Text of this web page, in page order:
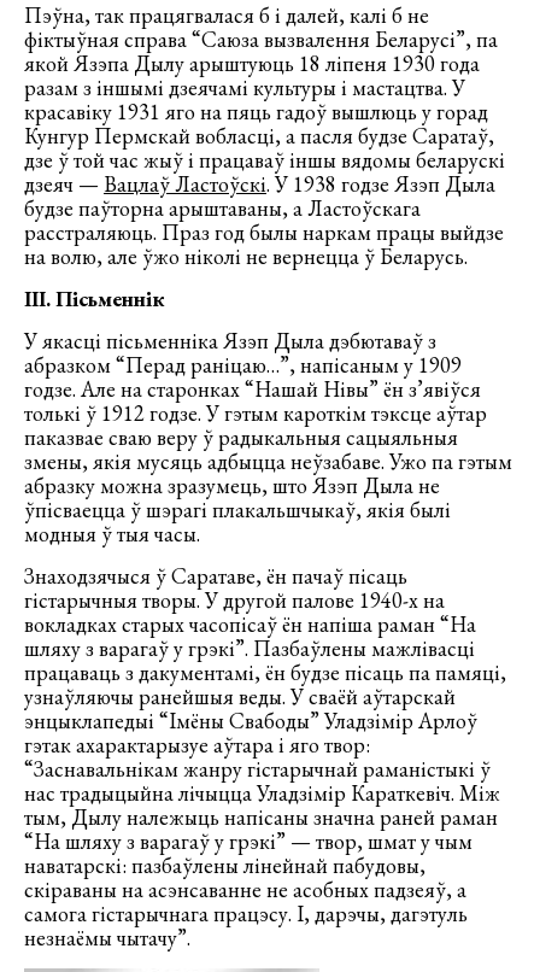
Пэўна, так працягвалася б і далей, калі б не
фіктыўная справа “Саюза вызвалення Беларусі”, па
якой Язэпа Дылу арыштуюць 18 ліпеня 1930 года
разам з іншымі дзеячамі культуры і мастацтва. У
красавіку 1931 яго на пяць гадоў вышлюць у горад
Кунгур Пермскай вобласці, а пасля будзе Саратаў,
дзе ў той час жыў і працаваў іншы вядомы беларускі
дзеяч —Вацлаў Ластоўскі. У 1938 годзе Язэп Дыла
будзе паўторна арыштаваны, а Ластоўскага
расстраляюць. Праз год былы наркам працы выйдзе
на волю, але ўжо ніколі не вернецца ў Беларусь.
III.Пісьменнік
У якасці пісьменніка Язэп Дыла дэбютаваў з
абразком “Перад раніцаю…”, напісаным у 1909
годзе. Але на старонках “Нашай Нівы” ён з’явіўся
толькі ў 1912 годзе. У гэтым кароткім тэксце аўтар
паказвае сваю веру ў радыкальныя сацыяльныя
змены, якія мусяць адбыцца неўзабаве. Ужо па гэтым
абразку можна зразумець, што Язэп Дыла не
ўпісваецца ў шэрагі плакальшчыкаў, якія былі
модныя ў тыя часы.
Знаходзячыся ў Саратаве, ён пачаў пісаць
гістарычныя творы. У другой палове 1940-х на
вокладках старых часопісаў ён напіша раман “На
шляху з варагаў у грэкі”. Пазбаўлены мажлівасці
працаваць з дакументамі, ён будзе пісаць па памяці,
узнаўляючы ранейшыя веды. У сваёй аўтарскай
энцыклапедыі “Імёны Свабоды” Уладзімір Арлоў
гэтак ахарактарызуе аўтара і яго твор:
“Заснавальнікам жанру гістарычнай раманістыкі ў
нас традыцыйна лічыцца Уладзімір Караткевіч. Між
тым, Дылу належыць напісаны значна раней раман
“На шляху з варагаў у грэкі” — твор, шмат у чым
наватарскі: пазбаўлены лінейнай пабудовы,
скіраваны на асэнсаванне не асобных падзеяў, а
самога гістарычнага працэсу. І, дарэчы, дагэтуль
незнаёмы чытачу”.